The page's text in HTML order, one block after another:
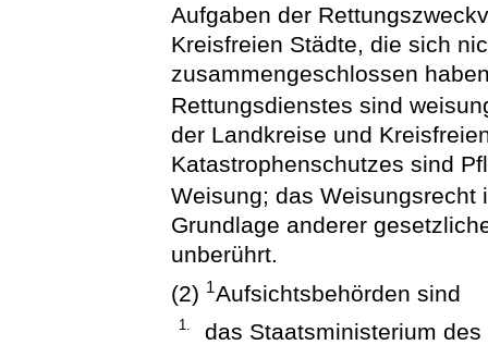
Aufgaben der
Kreisfreien Städte, die sich
zusammengeschlossen
Rettungsdienstes sind
der Landkreise und
Katastrophenschutzes sind
Weisung; das
Grundlage anderer
unberührt.
(2) 1Aufsichtsbehörden sind
1.
das Staatsministerium